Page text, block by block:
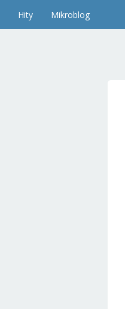
Hity Mikroblog